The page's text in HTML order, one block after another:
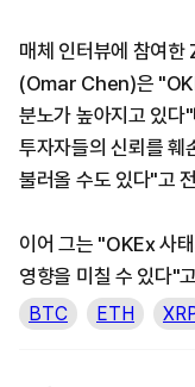
매체 인터뷰에 참여
(Omar Chen)은
분노가 높아지고 있다
투자자들의 신뢰를 훼
불러올 수도 있다"고
이어 그는 "OKEx 사
영향을 미칠 수 있다"
BTC ETH